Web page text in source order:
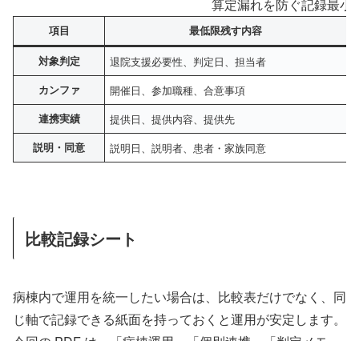
算定漏れを防ぐ記録最小
項目 最低限残す内容
対象判定 退院支援必要性、判定日、担当者
カンファ 開催日、参加職種、合意事項
連携実績 提供日、提供内容、提供先
説明・同意 説明日、説明者、患者・家族同意
比較記録シート
病棟内で運用を統一したい場合は、比較表だけでなく、同
じ軸で記録できる紙面を持っておくと運用が安定します。